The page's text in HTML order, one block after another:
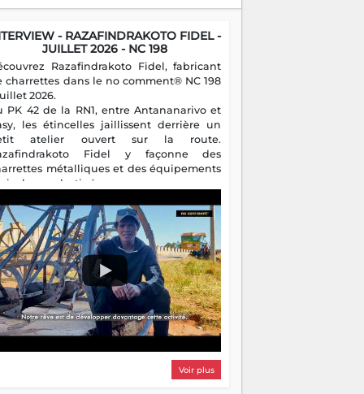
- RAZAFINDRAKOTO FIDEL -
JUILLET 2026 - NC 198
Razafindrakoto Fidel, fabricant
charrettes dans le no comment® NC 198
2026.
PK 42 de la RN1, entre Antananarivo et
les étincelles jaillissent derrière un
atelier ouvert sur la route.
Fidel y façonne des
métalliques et des équipements
destinés aux campagnes
il perpétue un métier discret mais
Voir plus